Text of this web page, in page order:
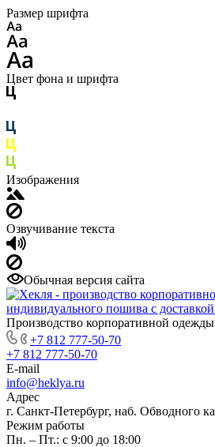
Размер шрифта
Цвет фона и шрифта
Изображения
Озвучивание текста
Обычная версия сайта
Производство корпоративной одежды
+7 812 777-50-70
+7 812 777-50-70
E-mail
info@heklya.ru
Адрес
г. Санкт-Петербург, наб. Обводного
Режим работы
Пн. – Пт.: с 9:00 до 18:00